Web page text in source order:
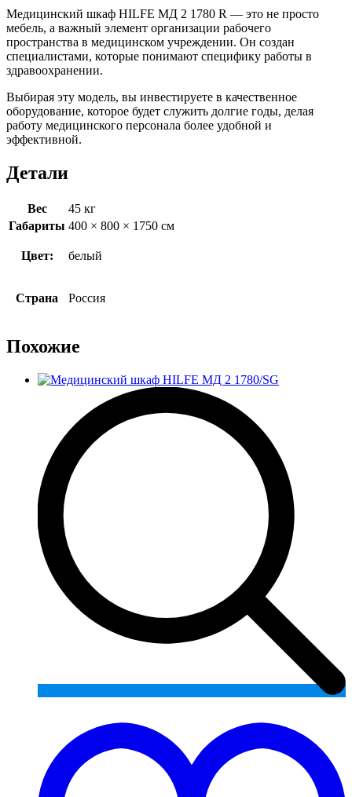
Медицинский шкаф HILFE МД 2 1780 R — это не просто
мебель, а важный элемент организации рабочего
пространства в медицинском учреждении. Он создан
специалистами, которые понимают специфику работы в
здравоохранении.
Выбирая эту модель, вы инвестируете в качественное
оборудование, которое будет служить долгие годы, делая
работу медицинского персонала более удобной и
эффективной.
Детали
Вес
45 кг
Габариты 400 × 800 × 1750 см
Цвет: белый
Страна Россия
Похожие